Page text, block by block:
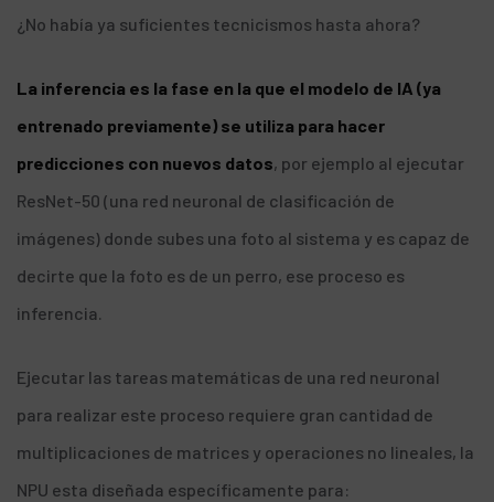
¿No había ya suficientes tecnicismos hasta ahora?
La inferencia es la fase en la que el modelo de IA (ya
entrenado previamente) se utiliza para hacer
predicciones con nuevos datos, por ejemplo al ejecutar
ResNet-50 (una red neuronal de clasificación de
imágenes) donde subes una foto al sistema y es capaz de
decirte que la foto es de un perro, ese proceso es
inferencia.
Ejecutar las tareas matemáticas de una red neuronal
para realizar este proceso requiere gran cantidad de
multiplicaciones de matrices y operaciones no lineales, la
NPU esta diseñada específicamente para: